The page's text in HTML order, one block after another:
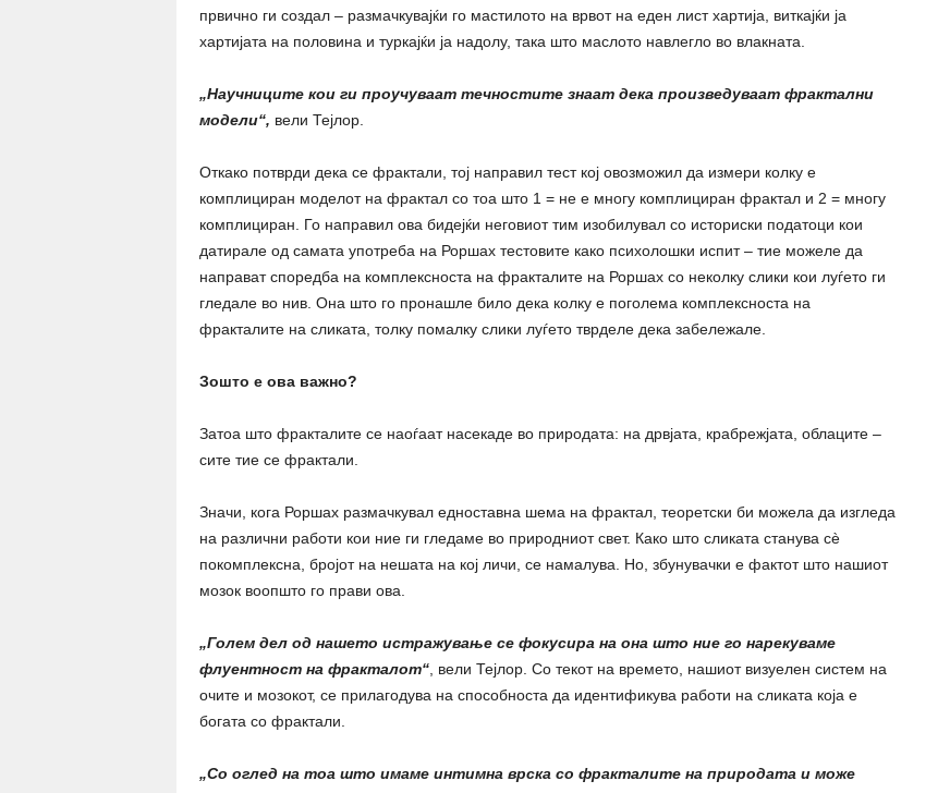
првично ги создал – размачкувајќи го мастилото на врвот на еден лист хартија, виткајќи ја
хартијата на половина и туркајќи ја надолу, така што маслото навлегло во влакната.
„Научниците кои ги проучуваат течностите знаат дека произведуваат фрактални
модели“, вели Тејлор.
Откако потврди дека се фрактали, тој направил тест кој овозможил да измери колку е
комплициран моделот на фрактал со тоа што 1 = не е многу комплициран фрактал и 2 = многу
комплициран. Го направил ова бидејќи неговиот тим изобилувал со историски податоци кои
датирале од самата употреба на Роршах тестовите како психолошки испит – тие можеле да
направат споредба на комплексноста на фракталите на Роршах со неколку слики кои луѓето ги
гледале во нив. Она што го пронашле било дека колку е поголема комплексноста на
фракталите на сликата, толку помалку слики луѓето тврделе дека забележале.
Зошто е ова важно?
Затоа што фракталите се наоѓаат насекаде во природата: на дрвјата, крабрежјата, облаците –
сите тие се фрактали.
Значи, кога Роршах размачкувал едноставна шема на фрактал, теоретски би можела да изгледа
на различни работи кои ние ги гледаме во природниот свет. Како што сликата станува сè
покомплексна, бројот на нешата на кој личи, се намалува. Но, збунувачки е фактот што нашиот
мозок воопшто го прави ова.
„Голем дел од нашето истражување се фокусира на она што ние го нарекуваме
флуентност на фракталот“, вели Тејлор. Со текот на времето, нашиот визуелен систем на
очите и мозокот, се прилагодува на способноста да идентификува работи на сликата која е
богата со фрактали.
„Со оглед на тоа што имаме интимна врска со фракталите на природата и може